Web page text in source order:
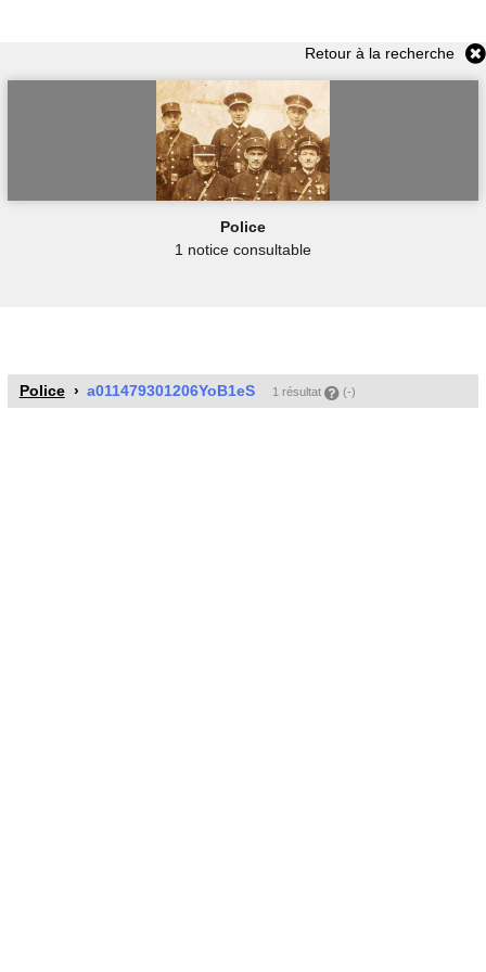
Retour à la recherche
Police
1 notice consultable
Police a011479301206YoB1eS 1 résultat (-)